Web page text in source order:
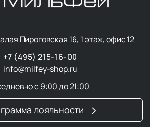
Пироговская 16, 1 этаж, офис 12
+7 (495) 215-16-00
info@milfey-shop.ru
с 9:00 до 21:00
лояльности